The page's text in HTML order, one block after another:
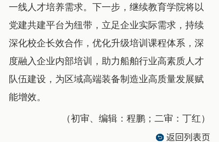
一线人才培养需求。下一步，继续教育学院将以
党建共建平台为纽带，立足企业实际需求，持续
深化校企长效合作，优化升级培训课程体系，深
度融入企业内部培训，助力船舶行业高素质人才
队伍建设，为区域高端装备制造业高质量发展赋
能增效。
（初审、编辑：程鹏；二审：丁红）
返回列表页